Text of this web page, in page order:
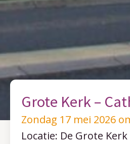
Grote Kerk –
Zondag 17 mei 2026
Locatie: De Grote Kerk